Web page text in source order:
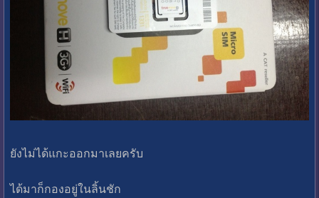
ยังไม่ได้แกะออกมาเลยครับ
ได้มาก็กองอยู่ในลิ้นชัก